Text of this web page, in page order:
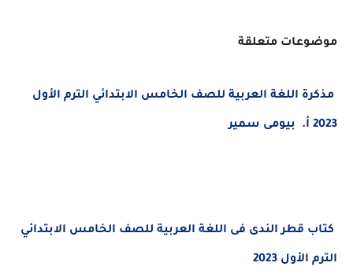
موضوعات متعلقة
مذكرة اللغة العربية للصف الخامس الابتدائي الترم الأول
2023 أ. بيومى سمير
كتاب قطر الندى فى اللغة العربية للصف الخامس الابتدائي
الترم الأول 2023